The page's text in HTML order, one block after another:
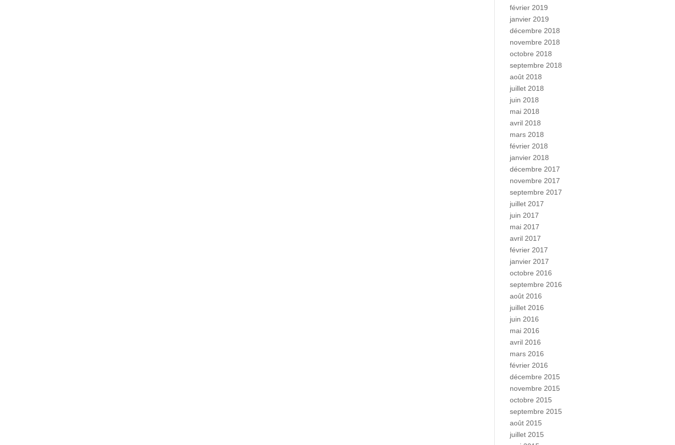
février 2019
janvier 2019
décembre 2018
novembre 2018
octobre 2018
septembre 2018
août 2018
juillet 2018
juin 2018
mai 2018
avril 2018
mars 2018
février 2018
janvier 2018
décembre 2017
novembre 2017
septembre 2017
juillet 2017
juin 2017
mai 2017
avril 2017
février 2017
janvier 2017
octobre 2016
septembre 2016
août 2016
juillet 2016
juin 2016
mai 2016
avril 2016
mars 2016
février 2016
décembre 2015
novembre 2015
octobre 2015
septembre 2015
août 2015
juillet 2015